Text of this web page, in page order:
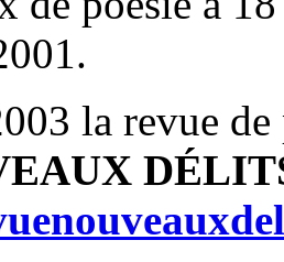
la revue de